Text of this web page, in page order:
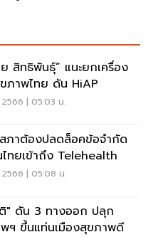
สิทธิพันธุ์” แนะยกเครื่อง
ภาพไทย ดัน HiAP
| 05:03 น.
ภาต้องปลดล็อคข้อจำกัด
ไทยเข้าถึง Telehealth
| 05:08 น.
" ดัน 3 ทางออก ปลุก
พฯ ขึ้นแท่นเมืองสุขภาพดี